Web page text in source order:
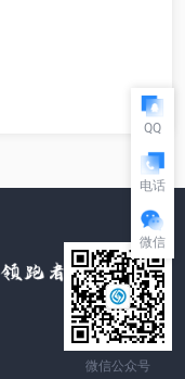
微信公众号
QQ
电话
微信